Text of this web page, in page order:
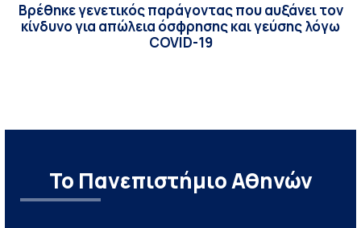
Βρέθηκε γενετικός παράγοντας που αυξάνει τον
κίνδυνο για απώλεια όσφρησης και γεύσης λόγω
COVID-19
Το Πανεπιστήμιο Αθηνών